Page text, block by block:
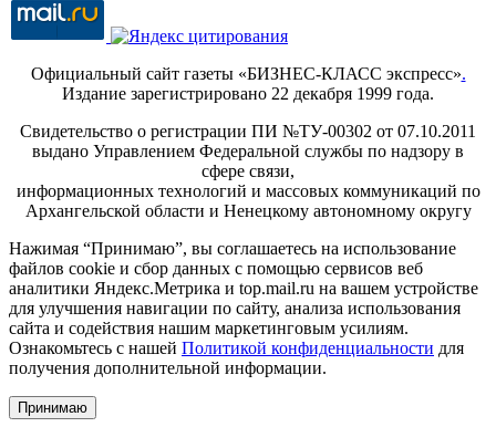
Официальный сайт газеты «БИЗНЕС-КЛАСС экспресс».
Издание зарегистрировано 22 декабря 1999 года.
Свидетельство о регистрации ПИ №ТУ-00302 от 07.10.2011
выдано Управлением Федеральной службы по надзору в
сфере связи,
информационных технологий и массовых коммуникаций по
Архангельской области и Ненецкому автономному округу
Нажимая “Принимаю”, вы соглашаетесь на использование
файлов cookie и сбор данных с помощью сервисов веб
аналитики Яндекс.Метрика и top.mail.ru на вашем устройстве
для улучшения навигации по сайту, анализа использования
сайта и содействия нашим маркетинговым усилиям.
Ознакомьтесь с нашей Политикой конфиденциальности для
получения дополнительной информации.
Принимаю